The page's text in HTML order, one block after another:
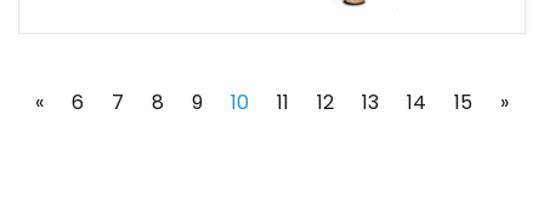
« 6 7 8 9 10(current)
11 12 13 14 15 »